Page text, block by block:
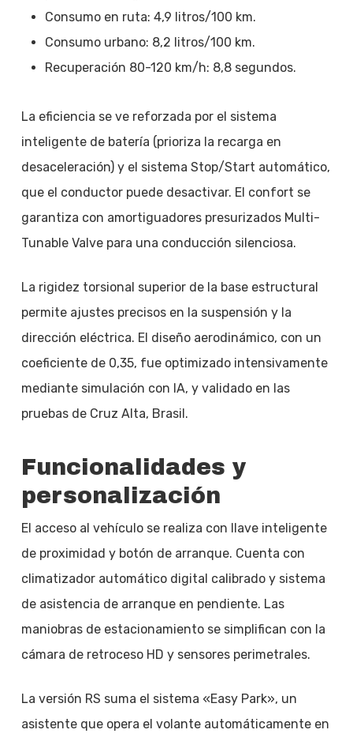
Consumo en ruta: 4,9 litros/100 km.
Consumo urbano: 8,2 litros/100 km.
Recuperación 80-120 km/h: 8,8 segundos.
La eficiencia se ve reforzada por el sistema
inteligente de batería (prioriza la recarga en
desaceleración) y el sistema Stop/Start automático,
que el conductor puede desactivar. El confort se
garantiza con amortiguadores presurizados Multi-
Tunable Valve para una conducción silenciosa.
La rigidez torsional superior de la base estructural
permite ajustes precisos en la suspensión y la
dirección eléctrica. El diseño aerodinámico, con un
coeficiente de 0,35, fue optimizado intensivamente
mediante simulación con IA, y validado en las
pruebas de Cruz Alta, Brasil.
Funcionalidades y
personalización
El acceso al vehículo se realiza con llave inteligente
de proximidad y botón de arranque. Cuenta con
climatizador automático digital calibrado y sistema
de asistencia de arranque en pendiente. Las
maniobras de estacionamiento se simplifican con la
cámara de retroceso HD y sensores perimetrales.
La versión RS suma el sistema «Easy Park», un
asistente que opera el volante automáticamente en